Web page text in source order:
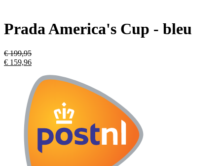
Prada America's Cup - bleu
€199,95
€ 159,96